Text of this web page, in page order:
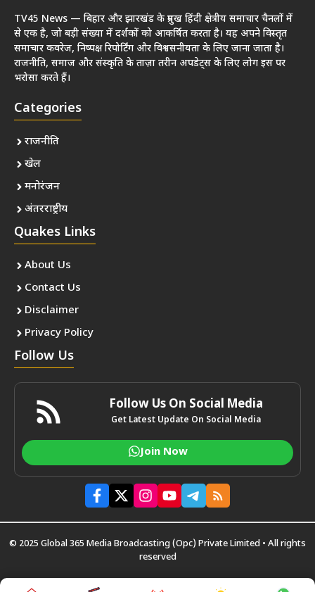
TV45 News — बिहार और झारखंड के प्रमुख हिंदी क्षेत्रीय समाचार चैनलों में
से एक है, जो बड़ी संख्या में दर्शकों को आकर्षित करता है। यह अपने विस्तृत
समाचार कवरेज, निष्पक्ष रिपोर्टिंग और विश्वसनीयता के लिए जाना जाता है।
राजनीति, समाज और संस्कृति के ताज़ा तरीन अपडेट्स के लिए लोग इस पर
भरोसा करते हैं।
Categories
राजनीति
खेल
मनोरंजन
अंतरराष्ट्रीय
Quakes Links
About Us
Contact Us
Disclaimer
Privacy Policy
Follow Us
Follow Us On Social Media
Get Latest Update On Social Media
Join Now
© 2025 Global 365 Media Broadcasting (Opc) Private Limited • All rights
reserved